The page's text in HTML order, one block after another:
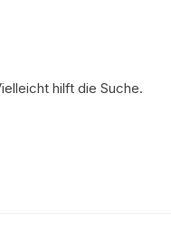
hilft die Suche.